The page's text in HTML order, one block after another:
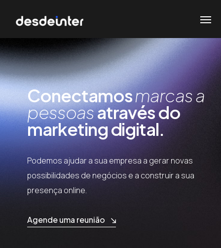
Conectamosmarcas a
pessoasatravés do
marketing digital.
Podemos ajudar a sua empresa a gerar novas
possibilidades de negócios e a construir a sua
presença online.
Agende uma reunião